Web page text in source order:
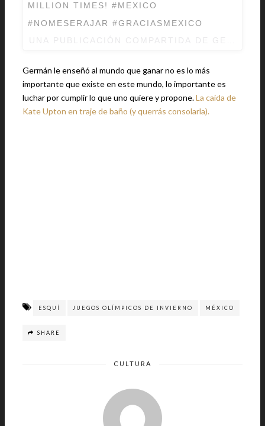
MILLION TIMES! #MEXICO
#NOMESERAJAR #GRACIASMEXICO
Germán le enseñó al mundo que ganar no es lo más
importante que existe en este mundo, lo importante es
luchar por cumplir lo que uno quiere y propone.La caída de
Kate Upton en traje de baño (y querrás consolarla).
ESQUÍ JUEGOS OLÍMPICOS DE INVIERNO MÉXICO
SHARE
CULTURA